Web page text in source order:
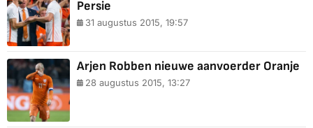
Persie
31 augustus 2015, 19:57
Arjen Robben nieuwe aanvoerder Oranje
28 augustus 2015, 13:27